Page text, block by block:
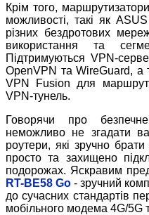
Крім того,
можливості, такі як
різних бездротових
використання та
Підтримуються VPN-
OpenVPN та WireGuard, а
VPN Fusion для
VPN-тунель.
Говорячи про
неможливо не згадати
роутери, які зручно
просто та захищено
подорожах. Яскравим
RT-BE58 Go - зручний
до сучасних стандартів
мобільного модема 4G/5G